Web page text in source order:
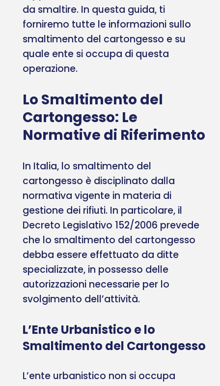
da smaltire. In questa guida, ti
forniremo tutte le informazioni sullo
smaltimento del cartongesso e su
quale ente si occupa di questa
operazione.
Lo Smaltimento del
Cartongesso: Le
Normative di Riferimento
In Italia, lo smaltimento del
cartongesso è disciplinato dalla
normativa vigente in materia di
gestione dei rifiuti. In particolare, il
Decreto Legislativo 152/2006 prevede
che lo smaltimento del cartongesso
debba essere effettuato da ditte
specializzate, in possesso delle
autorizzazioni necessarie per lo
svolgimento dell’attività.
L’Ente Urbanistico e lo
Smaltimento del Cartongesso
L’ente urbanistico non si occupa